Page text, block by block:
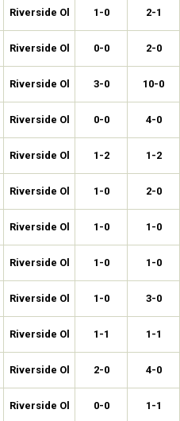
Riverside Ol 1-0 2-1
Riverside Ol 0-0 2-0
Riverside Ol 3-0 10-0
Riverside Ol 0-0 4-0
Riverside Ol 1-2 1-2
Riverside Ol 1-0 2-0
Riverside Ol 1-0 1-0
Riverside Ol 1-0 1-0
Riverside Ol 1-0 3-0
Riverside Ol 1-1 1-1
Riverside Ol 2-0 4-0
Riverside Ol 0-0 1-1